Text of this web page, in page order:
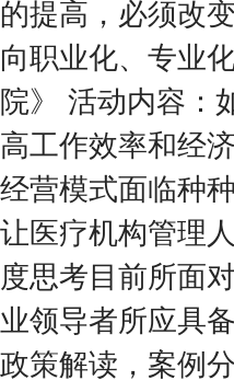
的提高，必须改
向职业化、专业
院》 活动内容：
高工作效率和经
经营模式面临种
让医疗机构管理
度思考目前所面
业领导者所应具
政策解读，案例